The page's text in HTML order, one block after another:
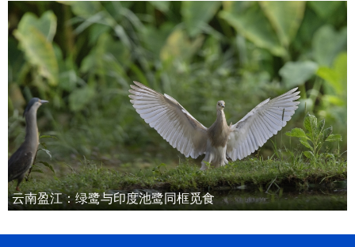
云南盈江：绿鹭与印度池鹭同框觅食